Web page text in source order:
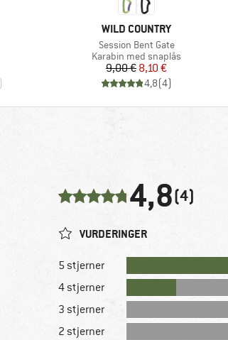
MÆRKE
WILD COUNTRY
Artikel
Session Bent Gate
Produktgruppe
Karabin med snaplås
Pris
9,00 €Nedsat pris
8,10 €
4,8(4)
4,8(4)
VURDERINGER
5 stjerner
4 stjerner
3 stjerner
2 stjerner